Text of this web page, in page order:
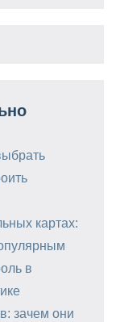
картах:
в
зачем они